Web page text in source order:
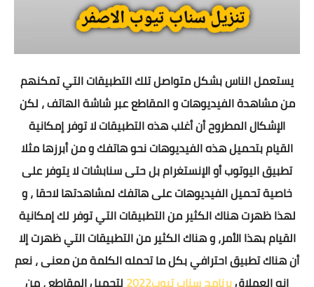
يستعمل الناس بشكل متواصل تلك التطبيقات التي تمكنهم
من مشاهدة الفيديوهات و المقاطع عبر شاشة الهاتف ، لكن
الإشكال المطروح أن أغلب هذه التطبيقات لا توفر إمكانية
القيام بتحميل هذه الفيديوهات نحو هاتفك و من أبرزها مثلا
تطبيق اليوتوب أو الإنستغرام بل حتى سنابشات لا يتوفر على
خاصية تحميل الفيديوهات على هاتفك لمشاهدتها لاحقا ، و
لهذا ظهرت هناك الكثير من التطبيقات التي توفر لك إمكانية
القيام بهذا الأمر، و هناك الكثير من التطبيقات التي ظهرت إلا
أن هناك تطبيق احترافي بكل ما تحمله الكلمة من معنى ، نعم
إنه العملاقبرنامج سناب تيوب2022
لتحميل المقاطع ، من